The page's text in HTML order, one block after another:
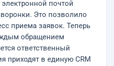
почтой
Это позволило
приема заявок. Теперь
обращением
ответственный
приходят в единую CRM